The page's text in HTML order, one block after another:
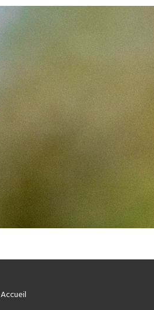
Accueil